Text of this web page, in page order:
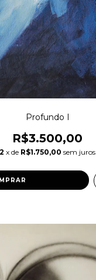
Profundo I
R$3.500,00
2 x de R$1.750,00 sem juros